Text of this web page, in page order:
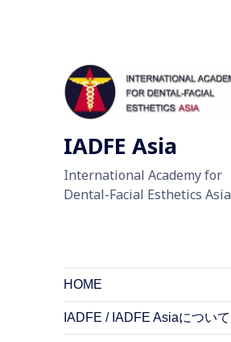
IADFE Asia
International Academy for
Dental-Facial Esthetics Asia
HOME
IADFE / IADFE Asiaについて